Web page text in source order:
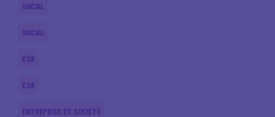
SOCIAL
SOCIAL
CSR
CSR
ENTREPRISE ET SOCIÉTÉ